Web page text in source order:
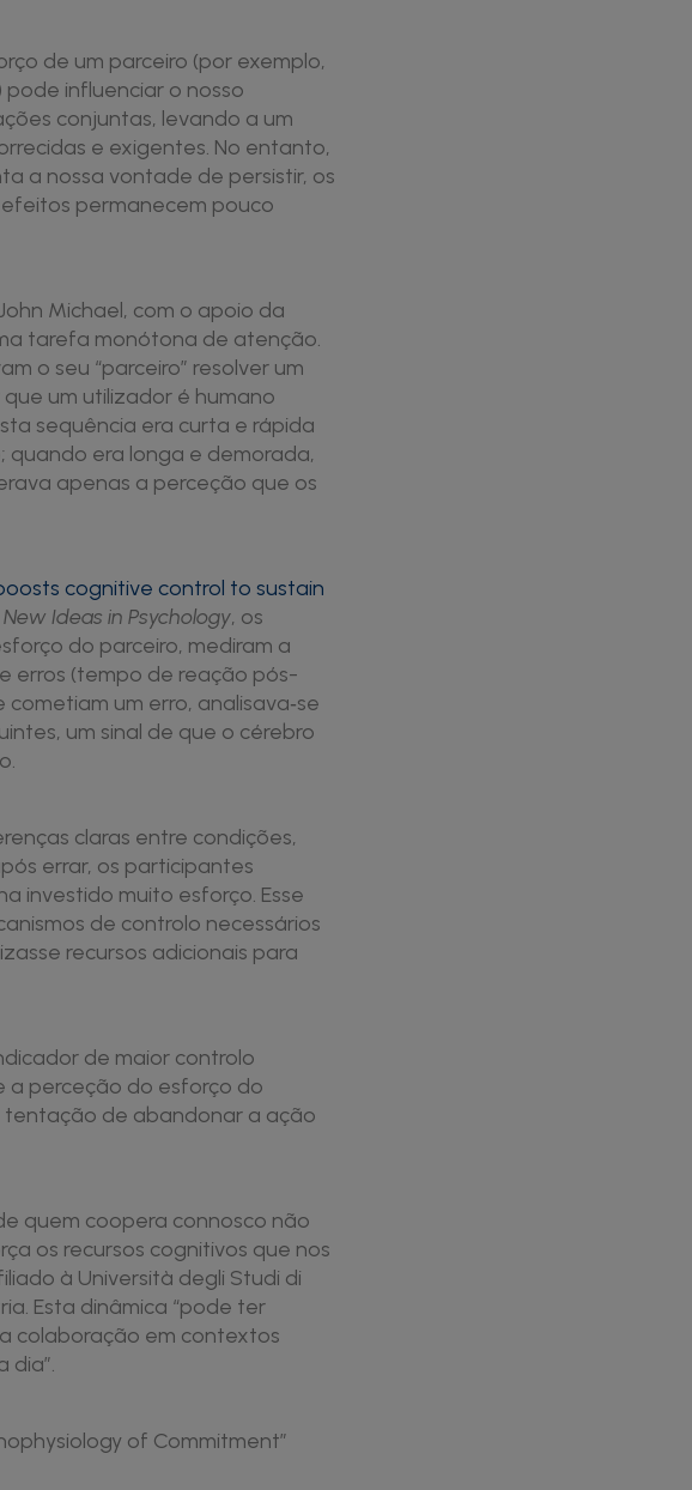
de um parceiro (por exemplo,
influenciar o nosso
conjuntas, levando a um
e exigentes. No entanto,
a nossa vontade de persistir, os
permanecem pouco
Michael, com o apoio da
tarefa monótona de atenção.
o seu “parceiro” resolver um
um utilizador é humano
sequência era curta e rápida
quando era longa e demorada,
apenas a perceção que os
cognitive control to sustain
New Ideas in Psychology, os
do parceiro, mediram a
erros (tempo de reação pós-
um erro, analisava‑se
um sinal de que o cérebro
claras entre condições,
errar, os participantes
investido muito esforço. Esse
de controlo necessários
recursos adicionais para
de maior controlo
a perceção do esforço do
de abandonar a ação
quem coopera connosco não
os recursos cognitivos que nos
à Università degli Studi di
Esta dinâmica “pode ter
colaboração em contextos
dia”.
of Commitment”